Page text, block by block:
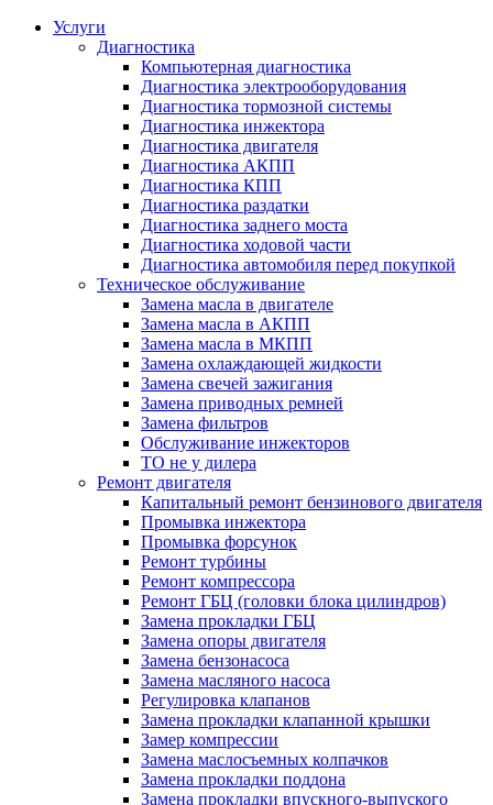
Услуги
Диагностика
Компьютерная диагностика
Диагностика электрооборудования
Диагностика тормозной системы
Диагностика инжектора
Диагностика двигателя
Диагностика АКПП
Диагностика КПП
Диагностика раздатки
Диагностика заднего моста
Диагностика ходовой части
Диагностика автомобиля перед покупкой
Техническое обслуживание
Замена масла в двигателе
Замена масла в АКПП
Замена масла в МКПП
Замена охлаждающей жидкости
Замена свечей зажигания
Замена приводных ремней
Замена фильтров
Обслуживание инжекторов
ТО не у дилера
Ремонт двигателя
Капитальный ремонт бензинового двигателя
Промывка инжектора
Промывка форсунок
Ремонт турбины
Ремонт компрессора
Ремонт ГБЦ (головки блока цилиндров)
Замена прокладки ГБЦ
Замена опоры двигателя
Замена бензонасоса
Замена масляного насоса
Регулировка клапанов
Замена прокладки клапанной крышки
Замер компрессии
Замена маслосъемных колпачков
Замена прокладки поддона
Замена прокладки впускного-выпуского